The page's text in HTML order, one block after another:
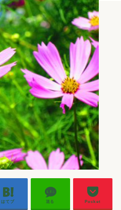
はてブ 送る Pocket